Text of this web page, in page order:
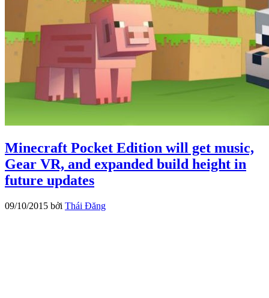
Minecraft Pocket Edition will get music,
Gear VR, and expanded build height in
future updates
09/10/2015 bởi Thái Đăng